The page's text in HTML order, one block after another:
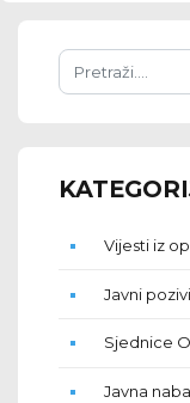
Vijesti iz
Javni
Sjednice
Javna